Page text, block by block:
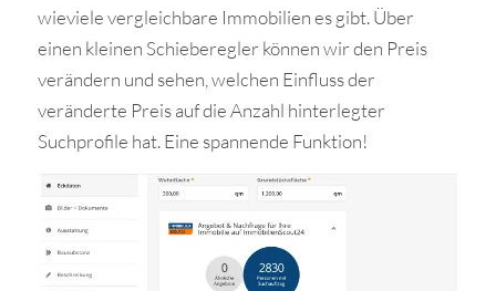
wieviele vergleichbare Immobilien es gibt. Über
einen kleinen Schieberegler können wir den Preis
verändern und sehen, welchen Einfluss der
veränderte Preis auf die Anzahl hinterlegter
Suchprofile hat. Eine spannende Funktion!